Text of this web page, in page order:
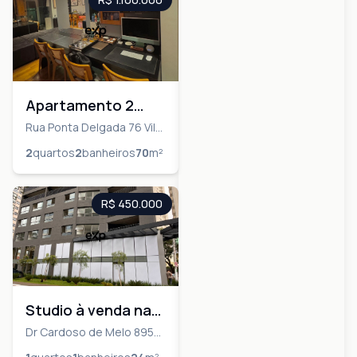
Apartamento 2
quartos com
quadra de tenis na
Vila Olimpia SP
Rua Ponta Delgada 76 Vila
020, São Paulo
2quartos2banheiros70m²
R$ 450.000
Studio à venda na
Vila Olímpia, SP
Dr Cardoso de Melo 895